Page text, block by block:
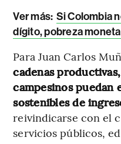
Ver más: Si Colombia
dígito, pobreza
Para Juan Carlos
cadenas
campesinos puedan
sostenibles de
reivindicarse con el
servicios públicos,